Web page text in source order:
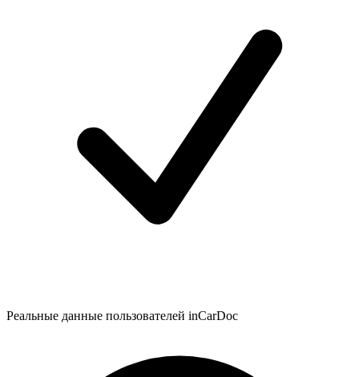
Реальные данные пользователей inCarDoc